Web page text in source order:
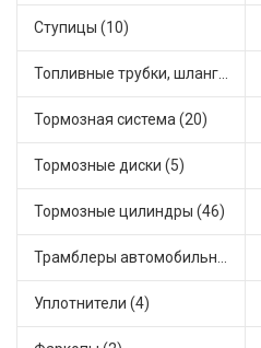
Ступицы (10)
Топливные трубки, шланги, магистрали и рампы (2)
Тормозная система (20)
Тормозные диски (5)
Тормозные цилиндры (46)
Трамблеры автомобильные (38)
Уплотнители (4)